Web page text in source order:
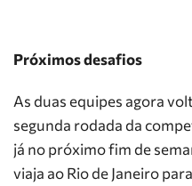
Próximos desafios
As duas equipes agora
segunda rodada da
já no próximo fim de
viaja ao Rio de Janeiro